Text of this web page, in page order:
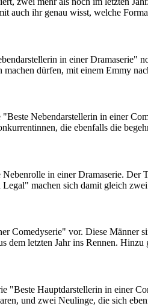
auch ihr genau wisst, welche
in einer
dürfen, mit einem Emmy
Nebendarstellerin in einer
die ebenfalls die
in einer Dramaserie.
machen sich damit gleich
Comedyserie" vor. Diese
dem letzten Jahr ins Rennen.
Hauptdarstellerin in einer
und zwei Neulinge, die sich